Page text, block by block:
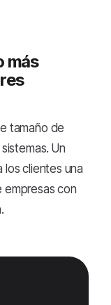
más
tamaño de
Un
clientes una
empresas con